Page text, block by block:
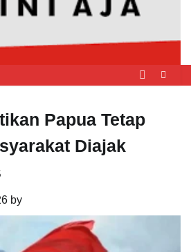
Papua Tetap
Diajak
by